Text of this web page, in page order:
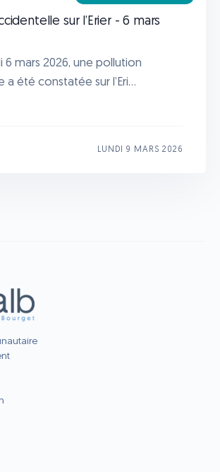
sur l’Erier - 6 mars
6 mars 2026, une pollution
a été constatée sur l’Eri...
LUNDI 9 MARS 2026